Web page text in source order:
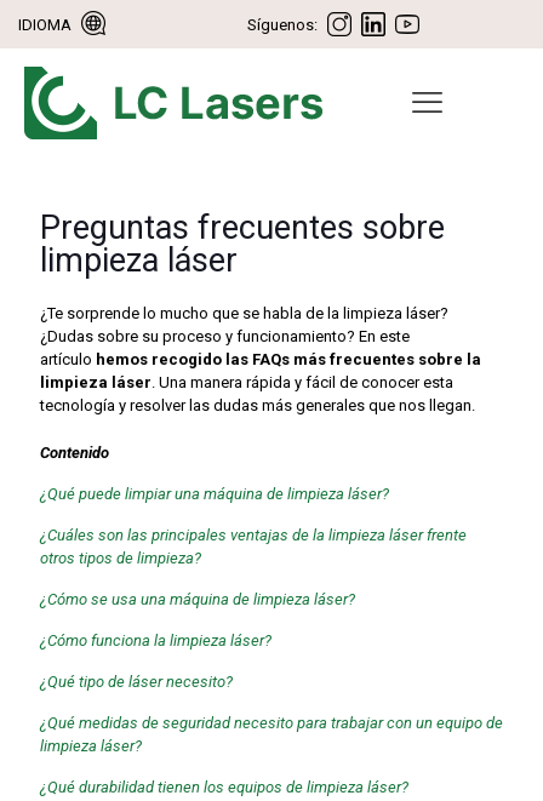
IDIOMA Síguenos:
Preguntas frecuentes sobre
limpieza láser
¿Te sorprende lo mucho que se habla de la limpieza láser?
¿Dudas sobre su proceso y funcionamiento? En este
artículo hemos recogido las FAQs más frecuentes sobre la
limpieza láser . Una manera rápida y fácil de conocer esta
tecnología y resolver las dudas más generales que nos llegan.
Contenido
¿Qué puede limpiar una máquina de limpieza láser?
¿Cuáles son las principales ventajas de la limpieza láser frente
otros tipos de limpieza?
¿Cómo se usa una máquina de limpieza láser?
¿Cómo funciona la limpieza láser?
¿Qué tipo de láser necesito?
¿Qué medidas de seguridad necesito para trabajar con un equipo de
limpieza láser?
¿Qué durabilidad tienen los equipos de limpieza láser?